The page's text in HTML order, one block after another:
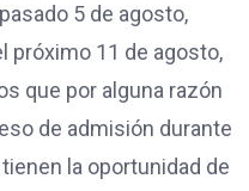
5 de agosto,
próximo 11 de agosto,
que por alguna razón
de admisión durante
la oportunidad de